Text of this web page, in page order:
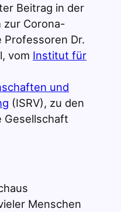
Beitrag in der
zur Corona-
Professoren Dr.
vom Institut für
und
(ISRV), zu den
Gesellschaft
Menschen